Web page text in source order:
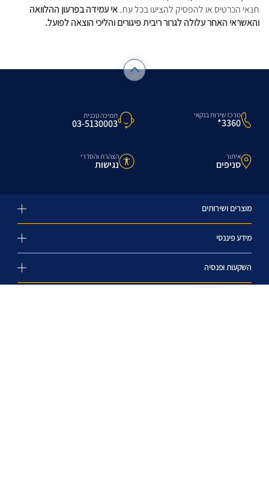
תנאי הכרטיס או להפסיק להציעו בכל עת. אי עמידה בפרעון ההלוואה
והאשראי האחר עלולה לגרור ריבית פיגורים והליכי הוצאה לפועל.
מרכז שירות בנקאי
3360*
תמיכה טכנית
03-5130003
איתור
סניפים
הצהרת והסדרי
נגישות
מוצרים ושירותים
מידע פיננסי
השקעות ופנסיה